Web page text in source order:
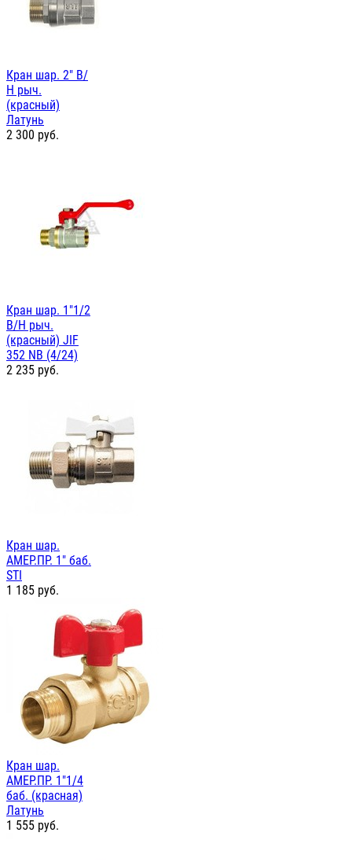
Кран шар. 2" В/
Н рыч.
(красный)
Латунь
2 300 руб.
Кран шар. 1"1/2
В/Н рыч.
(красный) JIF
352 NB (4/24)
2 235 руб.
Кран шар.
АМЕР.ПР. 1" баб.
STI
1 185 руб.
Кран шар.
АМЕР.ПР. 1"1/4
баб. (красная)
Латунь
1 555 руб.